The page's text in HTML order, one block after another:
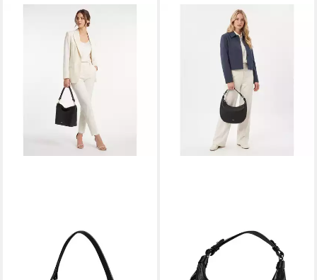
Schultertasche Ebony
Schultertasche Nana
199,00 €